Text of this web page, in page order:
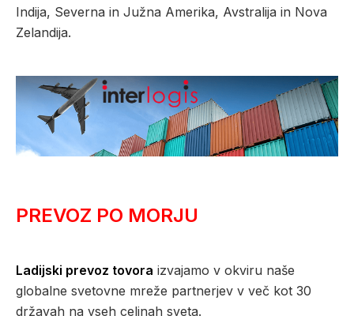
Indija, Severna in Južna Amerika, Avstralija in Nova
Zelandija.
PREVOZ PO MORJU
Ladijski prevoz tovora izvajamo v okviru naše
globalne svetovne mreže partnerjev v več kot 30
državah na vseh celinah sveta.